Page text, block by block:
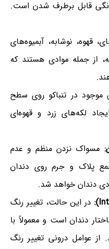
قابل برطرف شدن است.
قهوه، نوشابه، آبمیوه‌های
از جمله موادی هستند که
موجود در تنباکو روی سطح
لکه‌های زرد و قهوه‌ای
مسواک نزدن منظم و عدم
پلاک و جرم روی دندان
دندان خواهد شد.
در این حالت، تغییر رنگ
دندان است و معمولاً با
عوامل درونی تغییر رنگ